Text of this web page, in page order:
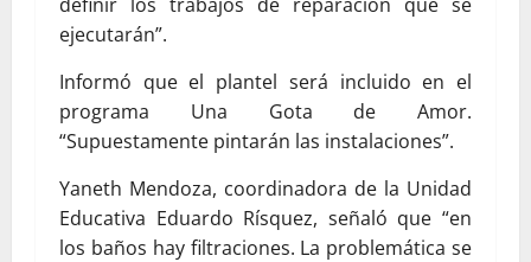
ejecutarán”.
Informó que el plantel será incluido en el
programa Una Gota de Amor.
“Supuestamente pintarán las instalaciones”.
Yaneth Mendoza, coordinadora de la Unidad
Educativa Eduardo Rísquez, señaló que “en
los baños hay filtraciones. La problemática se